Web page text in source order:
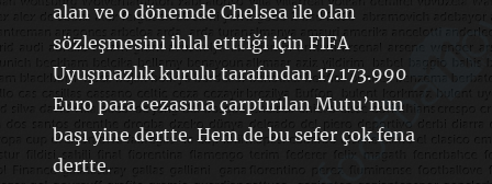
alan ve o dönemde Chelsea ile olan
sözleşmesini ihlal etttiği için FIFA
Uyuşmazlık kurulu tarafından 17.173.990
Euro para cezasına çarptırılan Mutu’nun
başı yine dertte. Hem de bu sefer çok fena
dertte.